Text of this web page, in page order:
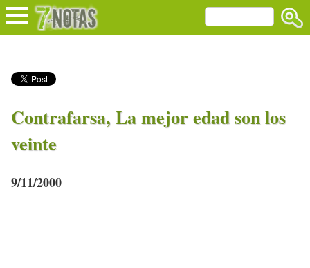
Contrafarsa, La mejor edad son los
veinte
9/11/2000